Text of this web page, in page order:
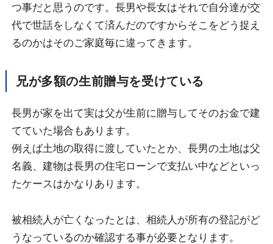
つ事だと思うのです。長男や長女はそれで自分達が交
代で世話をしなくて済んだのですからそこをどう捉え
るのかはそのご家庭毎に違ってきます。
兄が多額の生前贈与を受けている
長男が家を出て実は父が生前に贈与してそのお金で建
てていた場合もあります。
例えば土地の取得に渡していたとか、長男の土地は父
名義、建物は長男の住宅ローンで支払い中などといっ
たケースはかなりあります。
被相続人が亡くなったとは、相続人が所有の登記がど
うなっているのか確認する事が必要となります。